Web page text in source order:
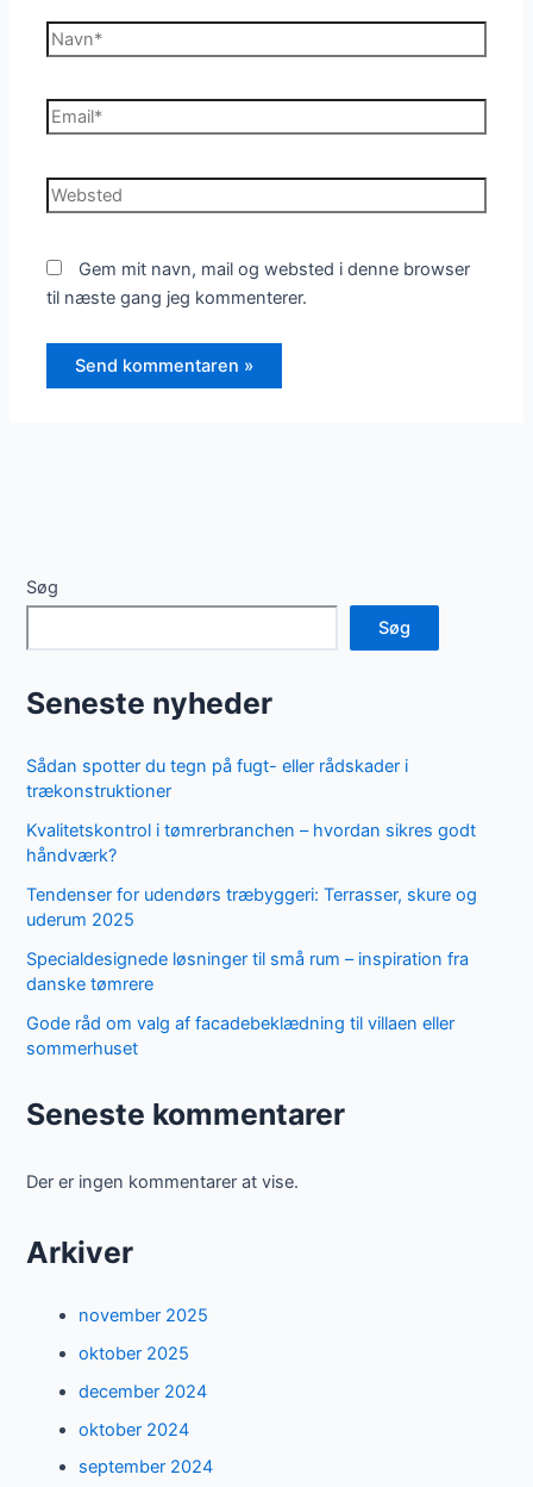
Navn*
Email*
Websted
Gem mit navn, mail og websted i denne browser
til næste gang jeg kommenterer.
Søg
Søg
Seneste nyheder
Sådan spotter du tegn på fugt- eller rådskader i
trækonstruktioner
Kvalitetskontrol i tømrerbranchen – hvordan sikres godt
håndværk?
Tendenser for udendørs træbyggeri: Terrasser, skure og
uderum 2025
Specialdesignede løsninger til små rum – inspiration fra
danske tømrere
Gode råd om valg af facadebeklædning til villaen eller
sommerhuset
Seneste kommentarer
Der er ingen kommentarer at vise.
Arkiver
november 2025
oktober 2025
december 2024
oktober 2024
september 2024